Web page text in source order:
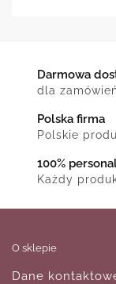
Darmowa
dla
Polska firma
Polskie
100%
Każdy
O sklepie
Dane